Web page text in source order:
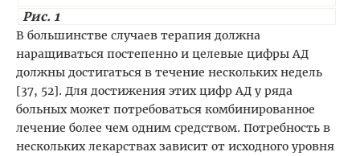
Рис. 1
В большинстве случаев терапия должна
наращиваться постепенно и целевые цифры АД
должны достигаться в течение нескольких недель
[37, 52]. Для достижения этих цифр АД у ряда
больных может потребоваться комбинированное
лечение более чем одним средством. Потребность в
нескольких лекарствах зависит от исходного уровня